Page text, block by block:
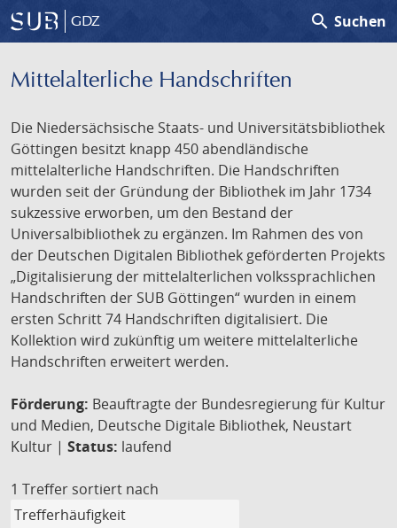
GDZ search Suchen
Mittelalterliche Handschriften
Die Niedersächsische Staats- und Universitätsbibliothek
Göttingen besitzt knapp 450 abendländische
mittelalterliche Handschriften. Die Handschriften
wurden seit der Gründung der Bibliothek im Jahr 1734
sukzessive erworben, um den Bestand der
Universalbibliothek zu ergänzen. Im Rahmen des von
der Deutschen Digitalen Bibliothek geförderten Projekts
„Digitalisierung der mittelalterlichen volkssprachlichen
Handschriften der SUB Göttingen“ wurden in einem
ersten Schritt 74 Handschriften digitalisiert. Die
Kollektion wird zukünftig um weitere mittelalterliche
Handschriften erweitert werden.
Förderung: Beauftragte der Bundesregierung für Kultur
und Medien, Deutsche Digitale Bibliothek, Neustart
Kultur | Status: laufend
1 Treffer sortiert nach